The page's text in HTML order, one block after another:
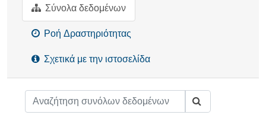
Σύνολα δεδομένων
Ροή Δραστηριότητας
Σχετικά με την ιστοσελίδα